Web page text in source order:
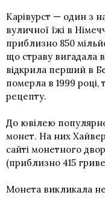
Карівурст — один з
вуличної їжі в
приблизно 850
що страву вигадала
відкрила перший в
померла в 1999 році,
рецепту.
До ювілею
монет. На них
сайті монетного
(приблизно 415
Монета викликала